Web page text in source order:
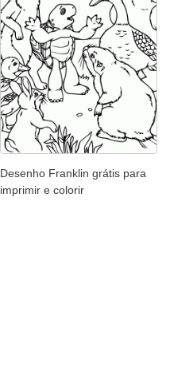
Desenho Franklin grátis para
imprimir e colorir